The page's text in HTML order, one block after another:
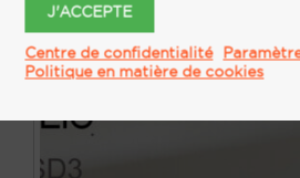
J'ACCEPTE
Centre de confidentialité
Politique en matière de cookies